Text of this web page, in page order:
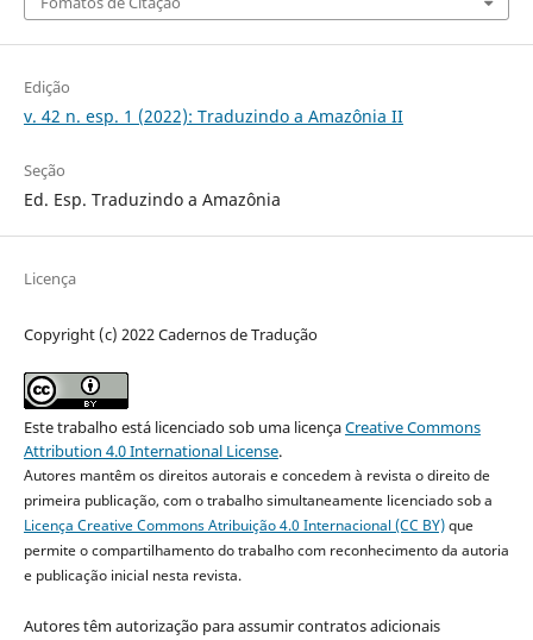
Edição
v. 42 n. esp. 1 (2022): Traduzindo a Amazônia II
Seção
Ed. Esp. Traduzindo a Amazônia
Licença
Copyright (c) 2022 Cadernos de Tradução
Este trabalho está licenciado sob uma licençaCreative Commons
Attribution 4.0 International License.
Autores mantêm os direitos autorais e concedem à revista o direito de
primeira publicação, com o trabalho simultaneamente licenciado sob a
Licença Creative Commons Atribuição 4.0 Internacional (CC BY)que
permite o compartilhamento do trabalho com reconhecimento da autoria
e publicação inicial nesta revista.
Autores têm autorização para assumir contratos adicionais